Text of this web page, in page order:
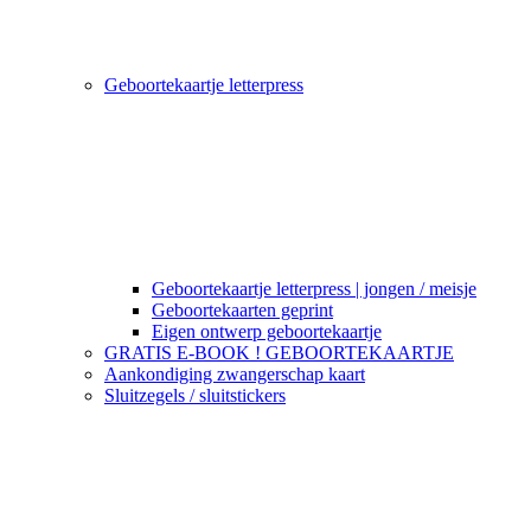
Geboortekaartje letterpress
Geboortekaartje letterpress | jongen / meisje
Geboortekaarten geprint
Eigen ontwerp geboortekaartje
GRATIS E-BOOK ! GEBOORTEKAARTJE
Aankondiging zwangerschap kaart
Sluitzegels / sluitstickers